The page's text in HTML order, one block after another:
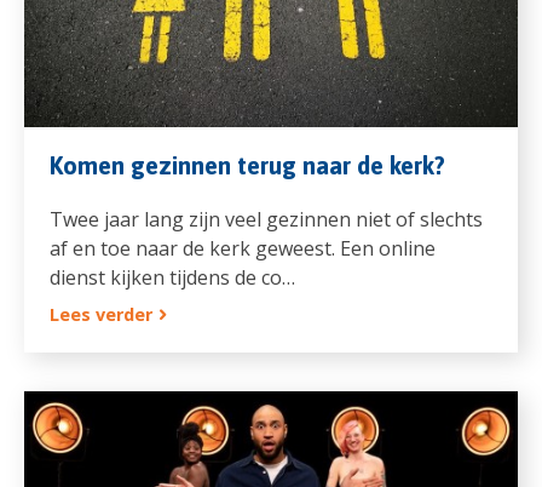
Komen gezinnen terug naar de kerk?
Twee jaar lang zijn veel gezinnen niet of slechts
af en toe naar de kerk geweest. Een online
dienst kijken tijdens de co…
Lees verder